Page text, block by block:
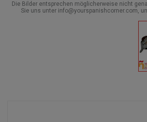
Die Bilder entsprechen möglicherweise nicht
Sie uns unter info@yourspanishcorner.com,